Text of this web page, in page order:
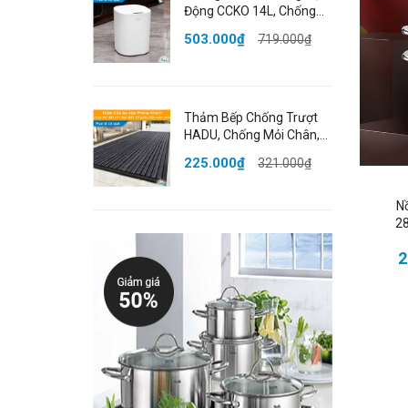
✔️
📏
Động CCKO 14L, Chống
Mùi, Nhiều Màu
503.000₫ 719.000₫
Thảm Bếp Chống Trượt
HADU, Chống Mỏi Chân,
Chất Liệu PVC
225.000₫ 321.000₫